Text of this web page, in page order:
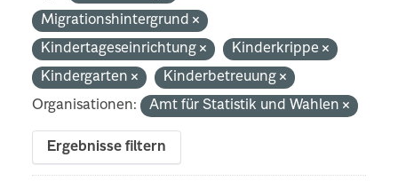
Migrationshintergrund
Kindertageseinrichtung
Kinderkrippe
Kindergarten
Kinderbetreuung
Organisationen:
Amt für Statistik und Wahlen
Ergebnisse filtern